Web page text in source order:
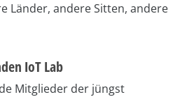
Länder, andere Sitten, andere
IoT Lab
Mitglieder der jüngst